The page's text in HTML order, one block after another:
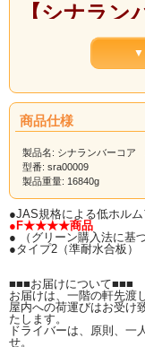
【シナラン
狂いの少ない小幅の板を剥
厚みがあり比較的強度のあ
ラワン材（表面）と比較し
使用用途は 家具の芯材・裏
木工工作用木材などに使用
ランバーコ
●節、腐れの欠点は除き済で
●ムク板と違ってソリ、ネ
●木口ダボ、ルーター加工
●クギ、ネジの保持力が良い
などなど、『木』本来の美
ね備えた
注目のランバーコアです！
▼
商品仕様
製品名: シナランバーコア
型番: sra00009
製品重量: 16840g
●JAS規格による低ホル
●F★★★★商品
● （グリーン購入法に基
●タイプ2（準耐水合板）
■■■お届けについて■■■
お届けは、一階の軒先渡
屋内への荷運びはお受け
たします。
ドライバーは、原則、一
せ。